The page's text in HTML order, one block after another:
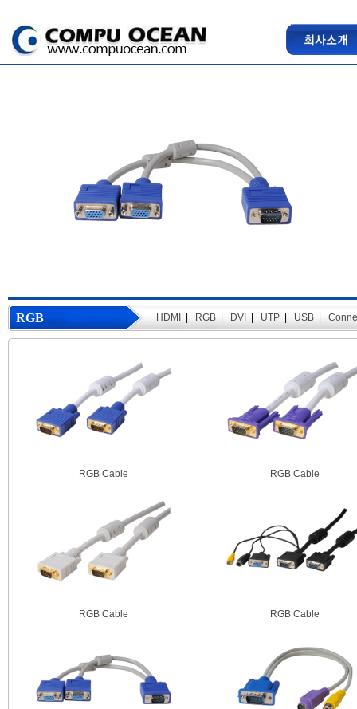
RGB HDMI | RGB | DVI | UTP | USB |
RGB Cable RGB Cable
RGB Cable RGB Cable